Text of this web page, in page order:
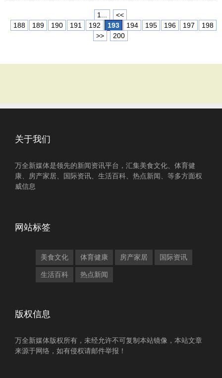
1...
<<
188
189 190 191 192 193 194 195 196 197
198
>>
200
关于我们
万全新媒体是领先的新闻资讯平台，汇集美食文化、体育健
康、房产家居、国际资讯、生活百科、热点新闻、等多方面权
威信息
网站标签
美食文化 体育健康 房产家居 国际资讯
生活百科 热点新闻
版权信息
万全新媒体版权所有，未经允许不可复制本站镜像，本站文章
来源于网络，如有侵权请邮件举报！